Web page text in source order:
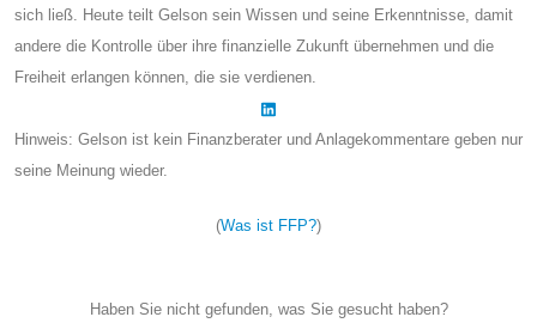
sich ließ. Heute teilt Gelson sein Wissen und seine Erkenntnisse, damit
andere die Kontrolle über ihre finanzielle Zukunft übernehmen und die
Freiheit erlangen können, die sie verdienen.
Hinweis: Gelson ist kein Finanzberater und Anlagekommentare geben nur
seine Meinung wieder.
(Was ist FFP?)
Haben Sie nicht gefunden, was Sie gesucht haben?